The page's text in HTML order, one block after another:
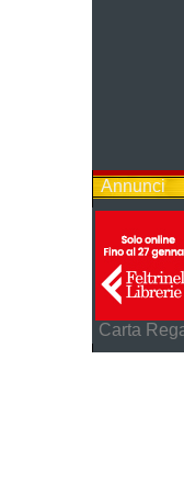
Annunci
Carta